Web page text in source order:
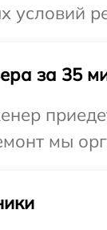
условий
за 35
мы